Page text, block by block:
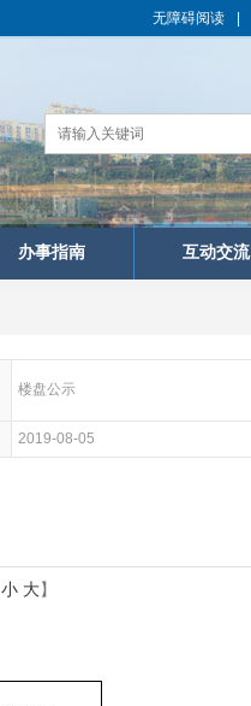
无障碍阅读
办事指南 互动交流
楼盘公示
2019-08-05
小 大】